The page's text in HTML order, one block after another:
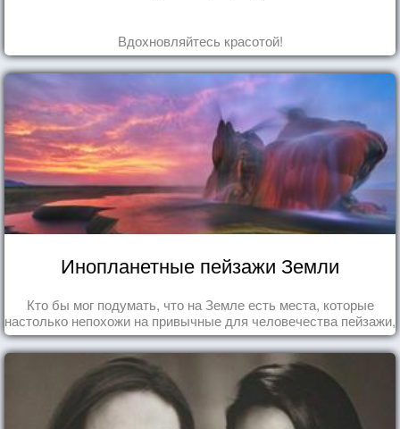
Вдохновляйтесь красотой!
Инопланетные пейзажи Земли
Кто бы мог подумать, что на Земле есть места, которые
настолько непохожи на привычные для человечества пейзажи,
что кажутся и вовсе инопланетными!